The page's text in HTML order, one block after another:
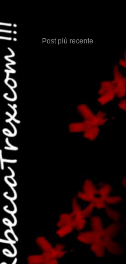
Post più recente